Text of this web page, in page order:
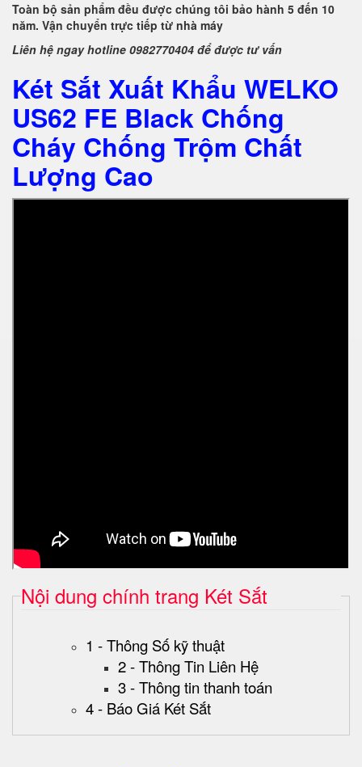
Toàn bộ sản phẩm đều được chúng tôi bảo hành 5 đến 10
năm. Vận chuyển trực tiếp từ nhà máy
Liên hệ ngay hotline 0982770404 để được tư vấn
Két Sắt Xuất Khẩu WELKO
US62 FE Black Chống
Cháy Chống Trộm Chất
Lượng Cao
Nội dung chính trang Két Sắt
1 - Thông Số kỹ thuật
2 - Thông Tin Liên Hệ
3 - Thông tin thanh toán
4 - Báo Giá Két Sắt